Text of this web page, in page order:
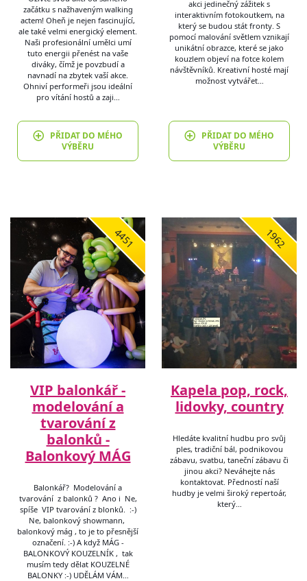
začátku s nažhaveným walking
actem! Oheň je nejen fascinující,
ale také velmi energický element.
Naši profesionální umělci umí
tuto energii přenést na vaše
diváky, čímž je povzbudí a
navnadí na zbytek vaší akce.
Ohniví performeři jsou ideální
pro vítání hostů a zaji…
PŘIDAT DO MÉHO
VÝBĚRU
akci jedinečný zážitek s
interaktivním fotokoutkem, na
který se budou stát fronty. S
pomocí malování světlem vznikají
unikátní obrazce, které se jako
kouzlem objeví na fotce kolem
návštěvníků. Kreativní hosté mají
možnost vytvářet…
PŘIDAT DO MÉHO
VÝBĚRU
4451
VIP balonkář -
modelování a
tvarování z
balonků -
Balonkový MÁG
Balonkář? Modelování a
tvarování z balonků ? Ano i Ne,
spíše VIP tvarování z blonků. :-)
Ne, balonkový showmann,
balonkový mág , to je to přesnější
označení. :-) A když MÁG -
BALONKOVÝ KOUZELNÍK , tak
musím tedy dělat KOUZELNÉ
BALONKY :-) UDĚLÁM VÁM…
1962
Kapela pop, rock,
lidovky, country
Hledáte kvalitní hudbu pro svůj
ples, tradiční bál, podnikovou
zábavu, svatbu, taneční zábavu či
jinou akci? Neváhejte nás
kontaktovat. Předností naší
hudby je velmi široký repertoár,
který…